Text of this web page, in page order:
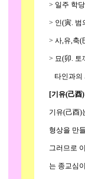
> 일주 학당
> 인(寅. 범의
> 사,유,축(巳
> 묘(卯. 토끼
타인과의 시
[기유(己酉
기유(己酉)는
형상을 만들
그러므로 이
는 종교심이